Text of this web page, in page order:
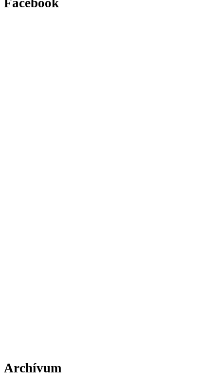
Facebook
Archívum